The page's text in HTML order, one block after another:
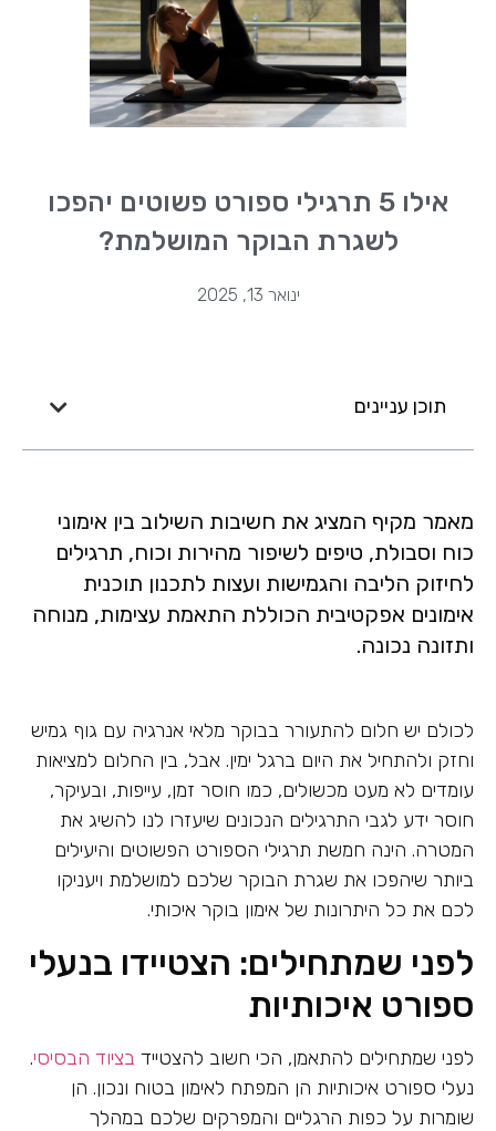
אילו 5 תרגילי ספורט פשוטים יהפכו
לשגרת הבוקר המושלמת?
ינואר 13, 2025
תוכן עניינים
מאמר מקיף המציג את חשיבות השילוב בין אימוני
כוח וסבולת, טיפים לשיפור מהירות וכוח, תרגילים
לחיזוק הליבה והגמישות ועצות לתכנון תוכנית
אימונים אפקטיבית הכוללת התאמת עצימות, מנוחה
ותזונה נכונה.
לכולם יש חלום להתעורר בבוקר מלאי אנרגיה עם גוף גמיש
וחזק ולהתחיל את היום ברגל ימין. אבל, בין החלום למציאות
עומדים לא מעט מכשולים, כמו חוסר זמן, עייפות, ובעיקר,
חוסר ידע לגבי התרגילים הנכונים שיעזרו לנו להשיג את
המטרה. הינה חמשת תרגילי הספורט הפשוטים והיעילים
ביותר שיהפכו את שגרת הבוקר שלכם למושלמת ויעניקו
לכם את כל היתרונות של אימון בוקר איכותי.
לפני שמתחילים: הצטיידו בנעלי
ספורט איכותיות
לפני שמתחילים להתאמן, הכי חשוב להצטייד בציוד הבסיסי.
נעלי ספורט איכותיות הן המפתח לאימון בטוח ונכון. הן
שומרות על כפות הרגליים והמפרקים שלכם במהלך